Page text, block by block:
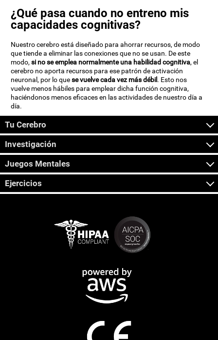
¿Qué pasa cuando no entreno mis
capacidades cognitivas?
Nuestro cerebro está diseñado para ahorrar recursos, de modo
que tiende a eliminar las conexiones que no se usan. De este
modo,si no se emplea normalmente una habilidad cognitiva, el
cerebro no aporta recursos para ese patrón de activación
neuronal, por lo quese vuelve cada vez más débil . Esto nos
vuelve menos hábiles para emplear dicha función cognitiva,
haciéndonos menos eficaces en las actividades de nuestro día a
día.
Tu Cerebro
Investigación
Juegos Mentales
Ejercicios